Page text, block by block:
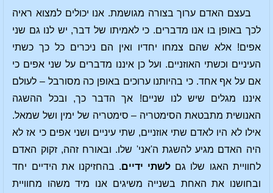
בעצם האדם ערוך בצורה מגושמת. אנו יכולים למצוא ראיה
לכך באופן בו אנו מדברים. כי לאמיתו של דבר, יש לנו גם שני
אפים! אלא שהם צמחו יחדיו ואין הם ניכרים כל כך כשתי
העיניים וכשתי האוזניים. ועל כן איננו מדברים על שני אפים כי
אם על אף אחד. כי בהיותנו ערוכים באופן כה מסורבל – לעולם
איננו מגלים שיש לנו שניים! אך הדבר כך, ובכל ההשגה
האנושית מתבטאת הסימטריה – סימטריה של ימין ושל שמאל.
אילו לא היו לאדם שתי אוזניים, שתי עיניים ושני אפים כי אז לא
היה האדם מגיע להשגת ה'אני' שלו. ובאורח זהה, זקוק האדם
לחוויית האגו שלו גם לשתי ידיים. בהחזיקנו את הידיים יחד
ובחושנו את האחת בשנייה משיגים אנו מיד משהו מחוויית